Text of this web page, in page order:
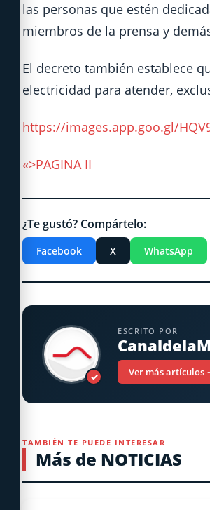
las personas que estén
miembros de la prensa y
El decreto también establece
electricidad para atender,
https://images.app.goo.gl/
«>PAGINA II
¿Te gustó? Compártelo:
Facebook X WhatsApp
✓
ESCRITO POR
Ver más artículos
TAMBIÉN TE PUEDE INTERESAR
Más de NOTICIAS